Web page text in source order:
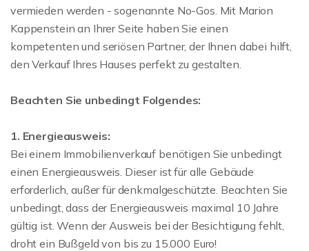
vermieden werden - sogenannte No-Gos. Mit Marion
Kappenstein an Ihrer Seite haben Sie einen
kompetenten und seriösen Partner, der Ihnen dabei hilft,
den Verkauf Ihres Hauses perfekt zu gestalten.
Beachten Sie unbedingt Folgendes:
1. Energieausweis:
Bei einem Immobilienverkauf benötigen Sie unbedingt
einen Energieausweis. Dieser ist für alle Gebäude
erforderlich, außer für denkmalgeschützte. Beachten Sie
unbedingt, dass der Energieausweis maximal 10 Jahre
gültig ist. Wenn der Ausweis bei der Besichtigung fehlt,
droht ein Bußgeld von bis zu 15.000 Euro!